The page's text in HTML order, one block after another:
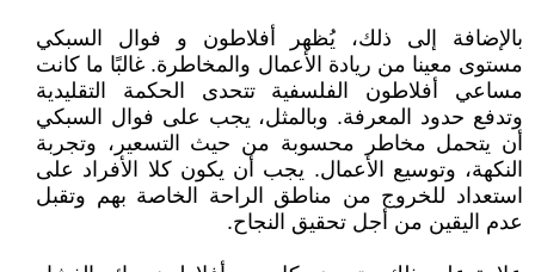
بالإضافة إلى ذلك، يُظهر أفلاطون و فوال السبكي
مستوى معينا من ريادة الأعمال والمخاطرة. غالبًا ما كانت
مساعي أفلاطون الفلسفية تتحدى الحكمة التقليدية
وتدفع حدود المعرفة. وبالمثل، يجب على فوال السبكي
أن يتحمل مخاطر محسوبة من حيث التسعير، وتجربة
النكهة، وتوسيع الأعمال. يجب أن يكون كلا الأفراد على
استعداد للخروج من مناطق الراحة الخاصة بهم وتقبل
عدم اليقين من أجل تحقيق النجاح.